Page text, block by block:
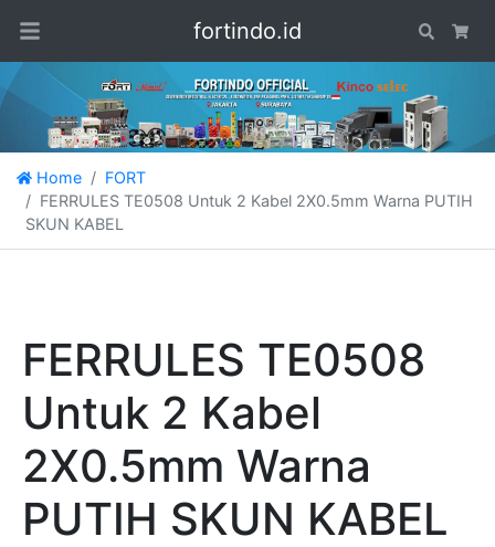
fortindo.id Search
Home
FORT
FERRULES TE0508 Untuk 2 Kabel 2X0.5mm Warna PUTIH
SKUN KABEL
FERRULES TE0508
Untuk 2 Kabel
2X0.5mm Warna
PUTIH SKUN KABEL